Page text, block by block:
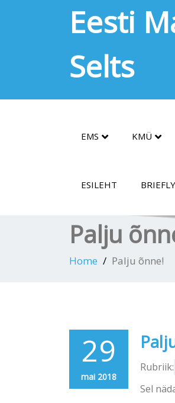
Eesti
Selts
EMS KMÜ
ESILEHT
Palju
Home Palju õnne!
29
mai 2018
Rubriik:
Sel